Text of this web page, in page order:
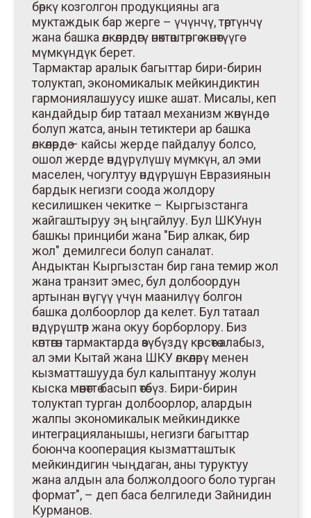
бөркү козголгон продукцияны ага
муктаждык бар жерге – үчүнчү, төртүнчү
жана башка өлкөлөрдөгү өнөктөштөргө жөнөтүүгө
мүмкүндүк берет.
Тармактар аралык багыттар бири-бирин
толуктап, экономикалык мейкиндиктин
гармониялашуусу ишке ашат. Мисалы, кеп
кандайдыр бир татаал механизм жөнүндө
болуп жатса, анын тетиктери ар башка
өлкөлөрдө – кайсы жерде пайдалуу болсо,
ошол жерде өндүрүлүшү мүмкүн, ал эми
маселен, чогултуу өндүрүшүн Евразиянын
бардык негизги соода жолдору
кесилишкен чекитке – Кыргызстанга
жайгаштыруу эң ыңгайлуу. Бул ШКУнун
башкы принциби жана "Бир алкак, бир
жол" демилгеси болуп саналат.
Андыктан Кыргызстан бир гана темир жол
жана транзит эмес, бул долбоордун
артынан өнүгүү үчүн маанилүү болгон
башка долбоорлор да келет. Бул татаал
өндүрүштөр жана окуу борборлору. Биз
көптөгөн тармактарда өзүбүздү көрсөтө алабыз,
ал эми Кытай жана ШКУ өлкөлөрү менен
кызматташууда бул калыптануу жолун
кыска мөөнөттө басып өтөбүз. Бири-бирин
толуктап турган долбоорлор, алардын
жалпы экономикалык мейкиндикке
интеграцияланышы, негизги багыттар
боюнча кооперация кызматташтык
мейкиндигин чыңдаган, аны туруктуу
жана алдын ала болжолдоого боло турган
формат", – деп баса белгиледи Зайнидин
Курманов.